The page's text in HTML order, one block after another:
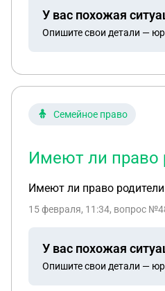
У вас похожая
Опишите свои детали —
Семейное право
Имеют ли право
Имеют ли право
15 февраля, 11:34, вопрос
У вас похожая
Опишите свои детали —